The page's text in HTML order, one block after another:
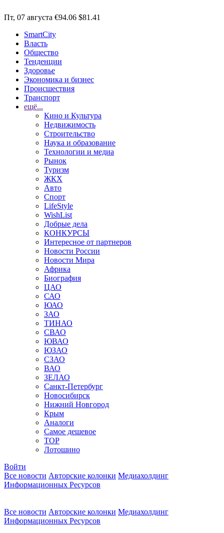
Пт, 07 августа €94.06 $81.41
SmartCity
Власть
Общество
Тенденции
Здоровье
Экономика и бизнес
Происшествия
Транспорт
ещё...
Кино и Культура
Недвижимость
Строительство
Наука и образование
Технологии и медиа
Рынок
Туризм
ЖКХ
Авто
Спорт
LifeStyle
WishList
Добрые дела
КОНКУРСЫ
Интересное от партнеров
Новости России
Новости Мира
Африка
Биография
ЦАО
САО
ЮАО
ЗАО
ТИНАО
СВАО
ЮВАО
ЮЗАО
СЗАО
ВАО
ЗЕЛАО
Санкт-Петербург
Новосибирск
Нижний Новгород
Крым
Аналоги
Самое дешевое
TOP
Лотошино
Войти
Все новости Авторские колонки Медиахолдинг
Информационных Ресурсов
Все новости Авторские колонки Медиахолдинг
Информационных Ресурсов